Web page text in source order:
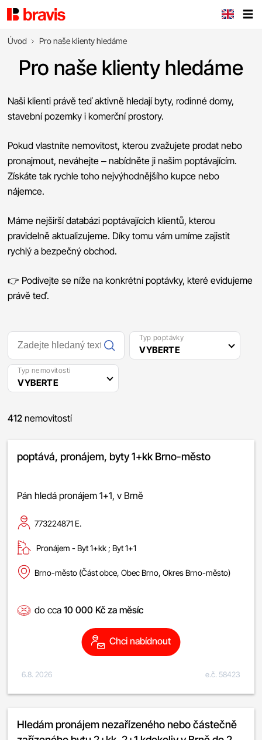
Úvod Pro naše klienty hledáme
Pro naše klienty hledáme
Naši klienti právě teď aktivně hledají byty, rodinné domy,
stavební pozemky i komerční prostory.
Pokud vlastníte nemovitost, kterou zvažujete prodat nebo
pronajmout, neváhejte – nabídněte ji našim poptávajícím.
Získáte tak rychle toho nejvýhodnějšího kupce nebo
nájemce.
Máme nejširší databázi poptávajících klientů, kterou
pravidelně aktualizujeme. Díky tomu vám umíme zajistit
rychlý a bezpečný obchod.
👉 Podívejte se níže na konkrétní poptávky, které evidujeme
právě teď.
Typ poptávky
VYBERTE
Typ nemovitosti
VYBERTE
412 nemovitostí
poptává, pronájem, byty 1+kk Brno-město
Pán hledá pronájem 1+1, v Brně
773224871 E.
Pronájem - byt 1+kk ; byt 1+1
Brno-město (Část obce, Obec Brno, Okres Brno-město)
do cca10 000 Kč za měsíc
Chci nabídnout
6.8. 2026 e.č. 58423
Hledám pronájem nezařízeného nebo částečně